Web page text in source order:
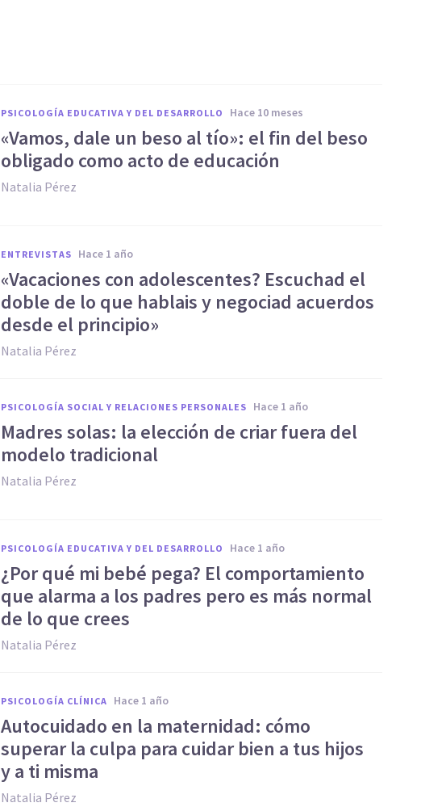
PSICOLOGÍA EDUCATIVA Y DEL DESARROLLO hace 10 meses
«Vamos, dale un beso al tío»: el fin del beso
obligado como acto de educación
Natalia Pérez
ENTREVISTAS hace 1 año
«Vacaciones con adolescentes? Escuchad el
doble de lo que hablais y negociad acuerdos
desde el principio»
Natalia Pérez
PSICOLOGÍA SOCIAL Y RELACIONES PERSONALES hace 1 año
Madres solas: la elección de criar fuera del
modelo tradicional
Natalia Pérez
PSICOLOGÍA EDUCATIVA Y DEL DESARROLLO hace 1 año
¿Por qué mi bebé pega? El comportamiento
que alarma a los padres pero es más normal
de lo que crees
Natalia Pérez
PSICOLOGÍA CLÍNICA hace 1 año
Autocuidado en la maternidad: cómo
superar la culpa para cuidar bien a tus hijos
y a ti misma
Natalia Pérez